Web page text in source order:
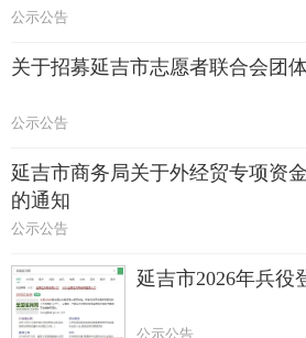
公示公告
关于招募延吉市志愿者联合会团
公示公告
延吉市商务局关于外经贸专项资
的通知
公示公告
延吉市2026年兵役
公示公告